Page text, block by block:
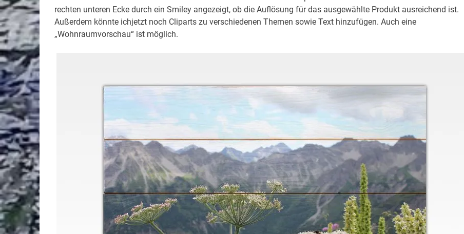
rechten unteren Ecke durch ein Smiley angezeigt, ob die Auflösung für das ausgewählte Produkt ausreichend ist.
Außerdem könnte ichjetzt noch Cliparts zu verschiedenen Themen sowie Text hinzufügen. Auch eine
„Wohnraumvorschau“ ist möglich.